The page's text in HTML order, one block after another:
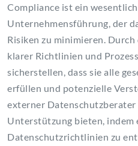
Compliance ist ein
Unternehmensführung, der
Risiken zu minimieren.
klarer Richtlinien und
sicherstellen, dass sie alle
erfüllen und potenzielle
externer
Unterstützung bieten, indem
Datenschutzrichtlinien zu